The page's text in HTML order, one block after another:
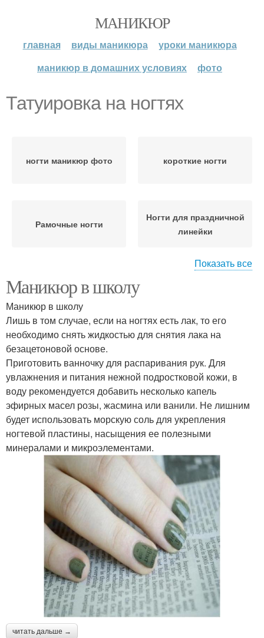
МАНИКЮР
главная виды маникюра
уроки маникюра
маникюр в домашних условиях
фото
Татуировка на ногтях
ногти маникюр фото короткие ногти
Рамочные ногти
Ногти для праздничной
линейки
Лавандовые ногти
Школьные ногти
Показать все
Маникюр в школу
Маникюр в школу
Лишь в том случае, если на ногтях есть лак, то его
необходимо снять жидкостью для снятия лака на
безацетоновой основе.
Приготовить ванночку для распаривания рук. Для
увлажнения и питания нежной подростковой кожи, в
воду рекомендуется добавить несколько капель
эфирных масел розы, жасмина или ванили. Не лишним
будет использовать морскую соль для укрепления
ногтевой пластины, насыщения ее полезными
минералами и микроэлементами.
читать дальше →